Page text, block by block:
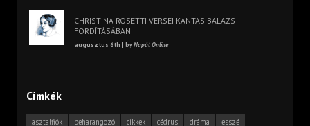
CHRISTINA ROSETTI VERSEI KÁNTÁS BALÁZS
FORDÍTÁSÁBAN
augusztus 6th | byNapút Online
Címkék
asztalfiók beharangozó cikkek cédrus dráma
esszé